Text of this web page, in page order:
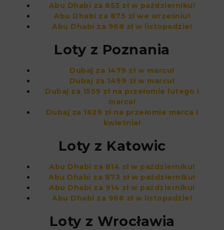
Abu Dhabi za 853 zł w październiku!
Abu Dhabi za 875 zł we wrześniu!
Abu Dhabi za 968 zł w listopadzie!
Loty z Poznania
Dubaj za 1479 zł w marcu!
Dubaj za 1499 zł w marcu!
Dubaj za 1559 zł na przełomie lutego i
marca!
Dubaj za 1629 zł na przełomie marca i
kwietnia!
Loty z Katowic
Abu Dhabi za 814 zł w październiku!
Abu Dhabi za 873 zł w październiku!
Abu Dhabi za 914 zł w październiku!
Abu Dhabi za 968 zł w listopadzie!
Loty z Wrocławia